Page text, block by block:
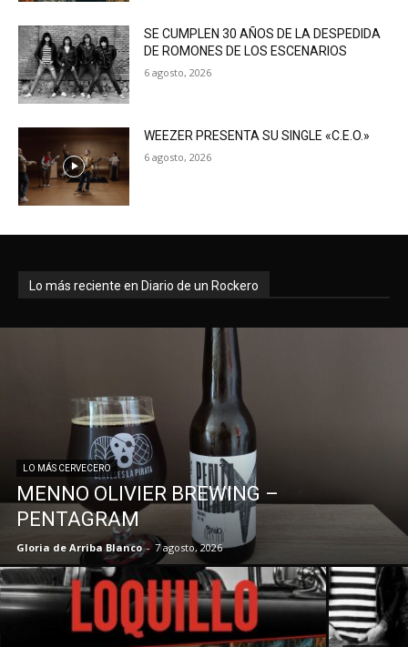
SE CUMPLEN 30 AÑOS DE LA DESPEDIDA
DE ROMONES DE LOS ESCENARIOS
6 agosto, 2026
WEEZER PRESENTA SU SINGLE «C.E.O.»
6 agosto, 2026
Lo más reciente en Diario de un Rockero
LO MÁS CERVECERO
MENNO OLIVIER BREWING –
PENTAGRAM
Gloria de Arriba Blanco - 7 agosto, 2026